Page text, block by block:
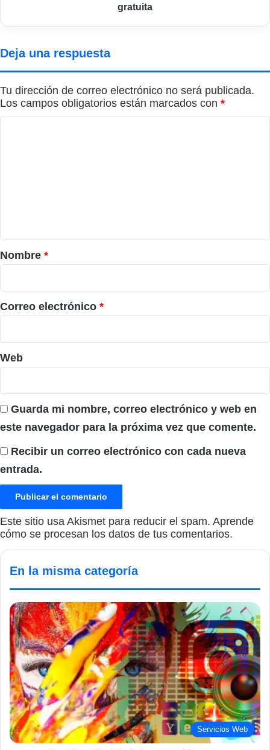
gratuita
Deja una respuesta
Tu dirección de correo electrónico no será publicada.
Los campos obligatorios están marcados con *
r
i
o
*
Nombre *
Correo electrónico *
Web
Guarda mi nombre, correo electrónico y web en
este navegador para la próxima vez que comente.
Recibir un correo electrónico con cada nueva
entrada.
Este sitio usa Akismet para reducir el spam. Aprende
cómo se procesan los datos de tus comentarios.
En la misma categoría
Servicios Web